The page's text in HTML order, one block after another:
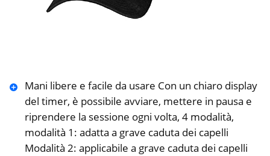
Mani libere e facile da usare Con un chiaro display
del timer, è possibile avviare, mettere in pausa e
riprendere la sessione ogni volta, 4 modalità,
modalità 1: adatta a grave caduta dei capelli
Modalità 2: applicabile a grave caduta dei capelli